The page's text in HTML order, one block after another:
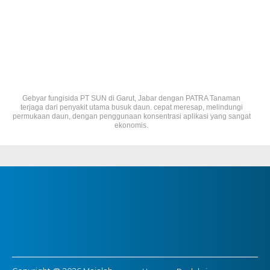
Gebyar fungisida PT SUN di Garut, Jabar dengan PATRA Tanaman
terjaga dari penyakit utama busuk daun. cepat meresap, melindungi
permukaan daun, dengan penggunaan konsentrasi aplikasi yang sangat
ekonomis.